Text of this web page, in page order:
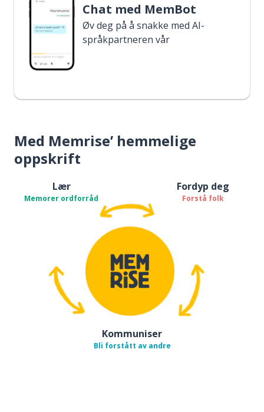
Chat med MemBot
Øv deg på å snakke med AI-
språkpartneren vår
Med Memrise’ hemmelige
oppskrift
Lær
Memorer ordforråd
Fordyp deg
Forstå folk
Kommuniser
Bli forstått av andre